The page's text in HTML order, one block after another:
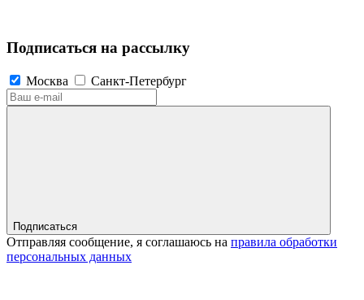
Подписаться на рассылку
Москва Санкт-Петербург
Подписаться
Отправляя сообщение, я соглашаюсь на правила обработки
персональных данных